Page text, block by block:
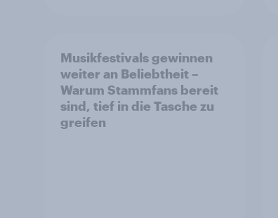
Musikfestivals gewinnen
weiter an Beliebtheit –
Warum Stammfans bereit
sind, tief in die Tasche zu
greifen